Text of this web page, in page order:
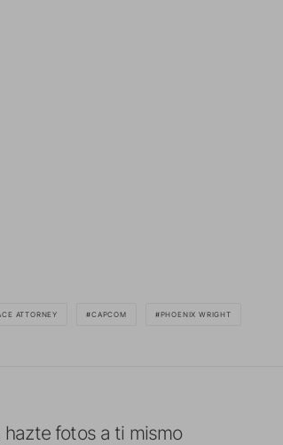
ATTORNEY CAPCOM PHOENIX WRIGHT
hazte fotos a ti mismo